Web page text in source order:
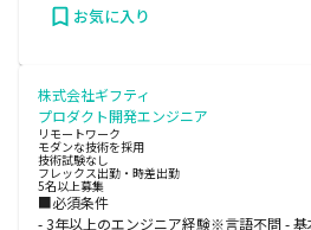
お気に入り
株式会社ギフティ
プロダクト開発エンジニア
リモートワーク
モダンな技術を採用
技術試験なし
フレックス出勤・時差出勤
5名以上募集
■必須条件
- 3年以上のエンジニア経験※言語不問 -